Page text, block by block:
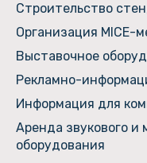
Строительство
Организация MICE-
Выставочное
Рекламно-
Информация для
Аренда звукового и
оборудования